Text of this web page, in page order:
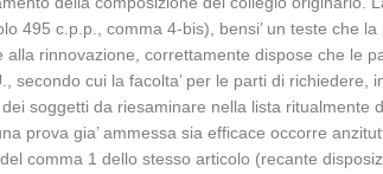
495 c.p.p., comma 4-bis), bensi’ un teste che
alla rinnovazione, correttamente dispose che le
secondo cui la facolta’ per le parti di
soggetti da riesaminare nella lista ritualmente
prova gia’ ammessa sia efficace occorre
comma 1 dello stesso articolo (recante